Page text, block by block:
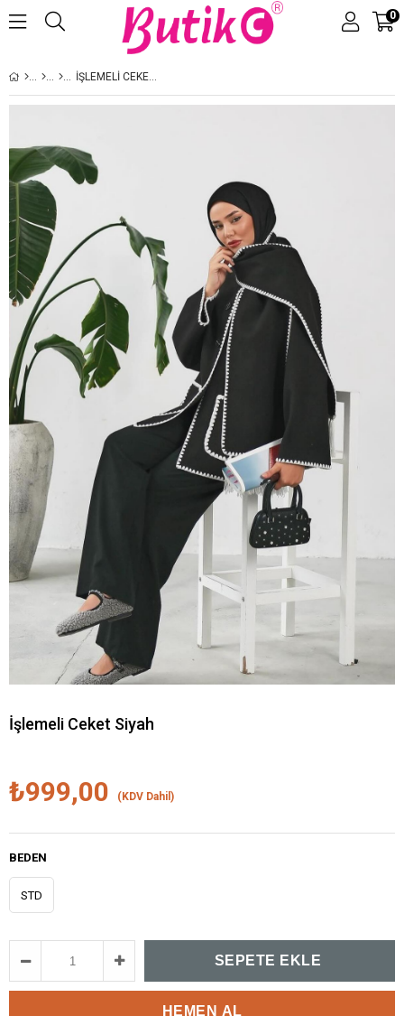
Üye Girişi
0
İŞLEMELI CEKET SIYAH
İşlemeli Ceket Siyah
₺999,00 (KDV Dahil)
BEDEN
STD